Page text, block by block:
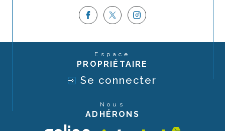
Espace
PROPRIÉTAIRE
Se connecter
Nous
ADHÉRONS